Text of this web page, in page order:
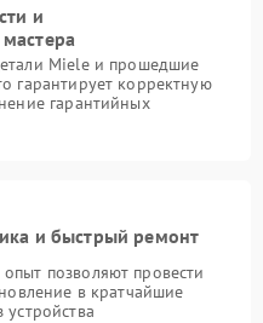
и
Miele и прошедшие
гарантирует корректную
гарантийных
и быстрый ремонт
позволяют провести
в кратчайшие